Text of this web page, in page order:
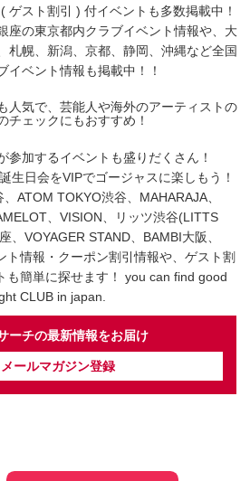
ゲスト割引 ) 付イベントも多数掲載中！
座の東京都内クラブイベント情報や、大
札幌、新潟、京都、静岡、沖縄など全国
イベント情報も掲載中！！
人気で、芸能人や海外のアーティストの
チェックにもおすすめ！
参加するイベントも盛りだくさん！
生日会をVIPでゴージャスに楽しもう！
ATOM TOKYO渋谷、MAHARAJA、
、VISION、リッツ渋谷(LITTS
、VOYAGER STAND、BAMBI大阪、
ト情報・クーポン割引情報や、ゲスト割
も簡単に探せます！ you can find good
CLUB in japan.
ーチの最新情報をお届け
メールマガジン登録